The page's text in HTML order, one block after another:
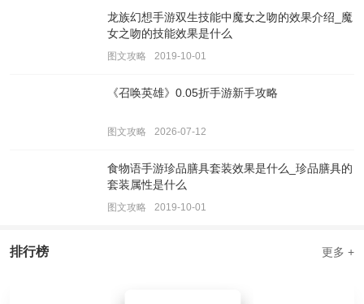
龙族幻想手游双生技能中魔女之吻的效果介绍_魔
女之吻的技能效果是什么
图文攻略 2019-10-01
《召唤英雄》0.05折手游新手攻略
图文攻略 2026-07-12
食物语手游珍品膳具套装效果是什么_珍品膳具的
套装属性是什么
图文攻略 2019-10-01
排行榜 更多 +